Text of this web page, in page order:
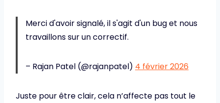
Merci d'avoir signalé, il s'agit d'un bug et nous
travaillons sur un correctif.
– Rajan Patel (@rajanpatel) 4 février 2026
Juste pour être clair, cela n’affecte pas tout le